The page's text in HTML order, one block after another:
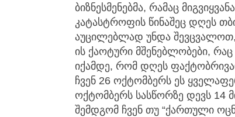
ბიზნესმენებმა, რამაც
კატასტროფის წინაშეც დღეს
აუცილებლად უნდა
ის ქაოტური მშენებლობები,
იქამდე, რომ დღეს
ჩვენ 26 ოქტომბერს ეს
ოქტომბერს სასწორზე დევს 14
შემდგომ ჩვენ თუ “ქართული